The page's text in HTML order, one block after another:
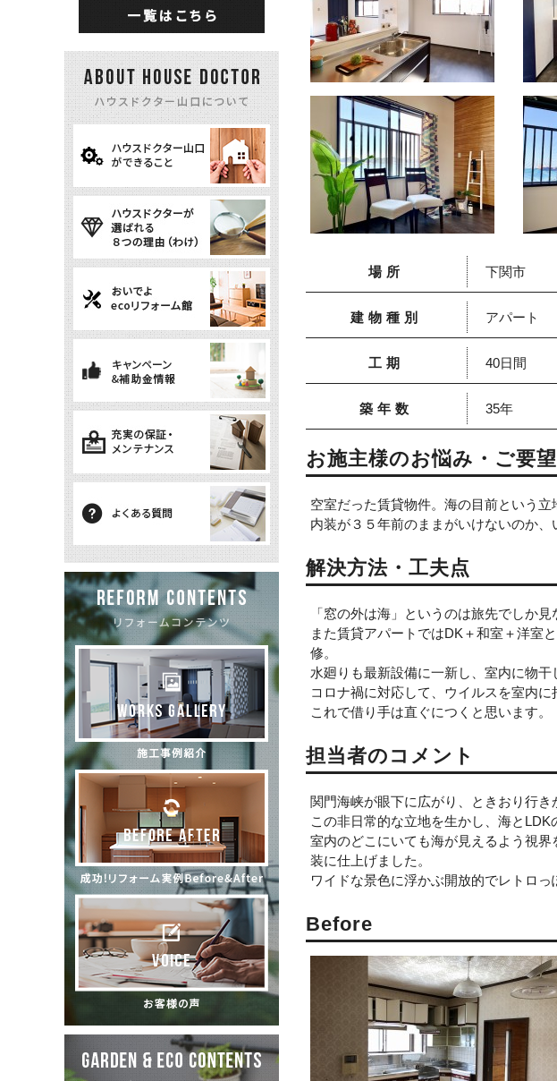
場所 下関市
建物種別 アパート
工期 40日間
築年数 35年
お施主様のお悩み・ご要望
空室だった賃貸物件。海の目前という立
内装が３５年前のままがいけないのか
解決方法・工夫点
「窓の外は海」というのは旅先でしか見
また賃貸アパートではDK＋和室＋洋室
修。
水廻りも最新設備に一新し、室内に物干
コロナ禍に対応して、ウイルスを室内
これで借り手は直ぐにつくと思います。
担当者のコメント
関門海峡が眼下に広がり、ときおり行き
この非日常的な立地を生かし、海とLDK
室内のどこにいても海が見えるよう視
装に仕上げました。
ワイドな景色に浮かぶ開放的でレトロ
Before